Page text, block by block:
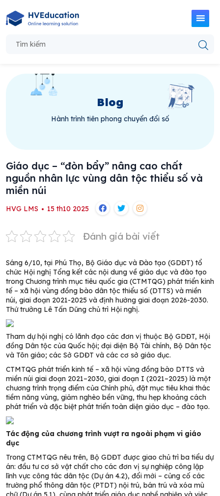
Blog
Hành trình tiên phong chuyển đổi số
Giáo dục – “đòn bẩy” nâng cao chất
nguồn nhân lực vùng dân tộc thiểu số và
miền núi
HVG LMS 15 th10 2025
Đánh giá bài viết
Sáng 6/10, tại Phú Thọ, Bộ Giáo dục và Đào tạo (GDĐT) tổ
chức Hội nghị Tổng kết các nội dung về giáo dục và đào tạo
trong Chương trình mục tiêu quốc gia (CTMTQG) phát triển kinh
tế – xã hội vùng đồng bào dân tộc thiểu số (DTTS) và miền
núi, giai đoạn 2021-2025 và định hướng giai đoạn 2026-2030.
Thứ trưởng Lê Tấn Dũng chủ trì Hội nghị.
Tham dự hội nghị có lãnh đạo các đơn vị thuộc Bộ GDĐT, Hội
đồng Dân tộc của Quốc hội; đại diện Bộ Tài chính, Bộ Dân tộc
và Tôn giáo; các Sở GDĐT và các cơ sở giáo dục.
CTMTQG phát triển kinh tế – xã hội vùng đồng bào DTTS và
miền núi giai đoạn 2021–2030, giai đoạn I (2021–2025) là một
chương trình trọng điểm của Chính phủ, đặt mục tiêu khai thác
tiềm năng vùng, giảm nghèo bền vững, thu hẹp khoảng cách
phát triển và đặc biệt phát triển toàn diện giáo dục – đào tạo.
Tác động của chương trình vượt ra ngoài phạm vi giáo
dục
Trong CTMTQG nêu trên, Bộ GDĐT được giao chủ trì ba tiểu dự
án: đầu tư cơ sở vật chất cho các đơn vị sự nghiệp công lập
lĩnh vực công tác dân tộc (Dự án 4.2), đổi mới – củng cố các
trường phổ thông dân tộc (PTDT) nội trú, bán trú và xóa mù